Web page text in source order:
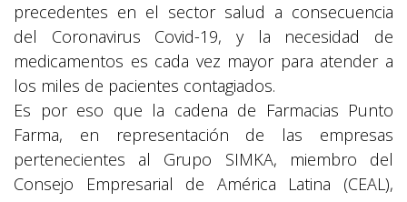
precedentes en el sector salud a consecuencia
del Coronavirus Covid-19, y la necesidad de
medicamentos es cada vez mayor para atender a
los miles de pacientes contagiados.
Es por eso que la cadena de Farmacias Punto
Farma, en representación de las empresas
pertenecientes al Grupo SIMKA, miembro del
Consejo Empresarial de América Latina (CEAL),